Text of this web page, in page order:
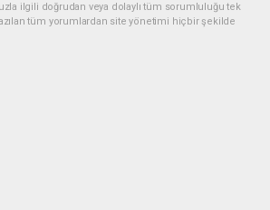
ilgili doğrudan veya dolaylı tüm sorumluluğu tek
tüm yorumlardan site yönetimi hiçbir şekilde